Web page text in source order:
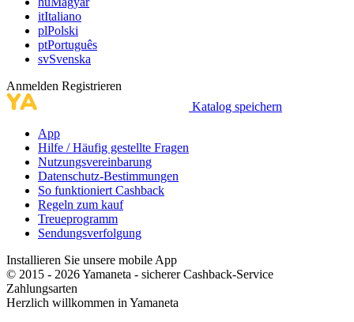
itItaliano
plPolski
ptPortuguês
svSvenska
Anmelden Registrieren
Katalog speichern
App
Hilfe / Häufig gestellte Fragen
Nutzungsvereinbarung
Datenschutz-Bestimmungen
So funktioniert Cashback
Regeln zum kauf
Treueprogramm
Sendungsverfolgung
Installieren Sie unsere mobile App
© 2015 - 2026 Yamaneta - sicherer Cashback-Service
Zahlungsarten
Herzlich willkommen in Yamaneta